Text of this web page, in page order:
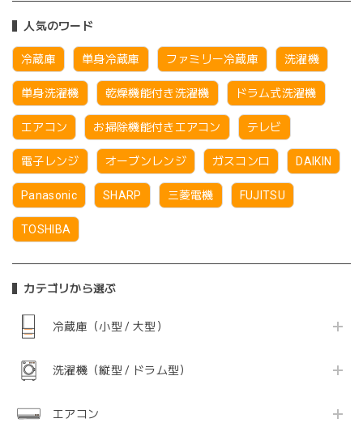
人気のワード
冷蔵庫 単身冷蔵庫 ファミリー冷蔵庫 洗濯機
単身洗濯機 乾燥機能付き洗濯機 ドラム式洗濯機
エアコン お掃除機能付きエアコン テレビ
電子レンジ オーブンレンジ ガスコンロ DAIKIN
Panasonic SHARP 三菱電機 FUJITSU
TOSHIBA
カテゴリから選ぶ
冷蔵庫（小型 / 大型）
洗濯機（縦型 / ドラム型）
エアコン